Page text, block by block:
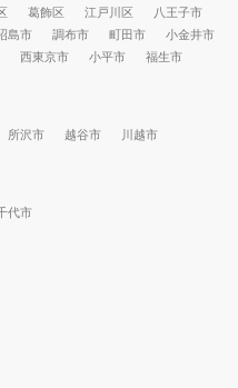
葛飾区 江戸川区
八王子市
島市 調布市 町田市
小金井市
西東京市 小平市
福生市
所沢市 越谷市
川越市
代市